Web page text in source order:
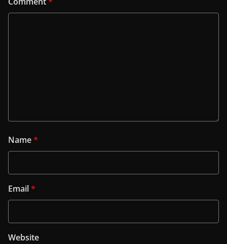
Name*
Email*
Website